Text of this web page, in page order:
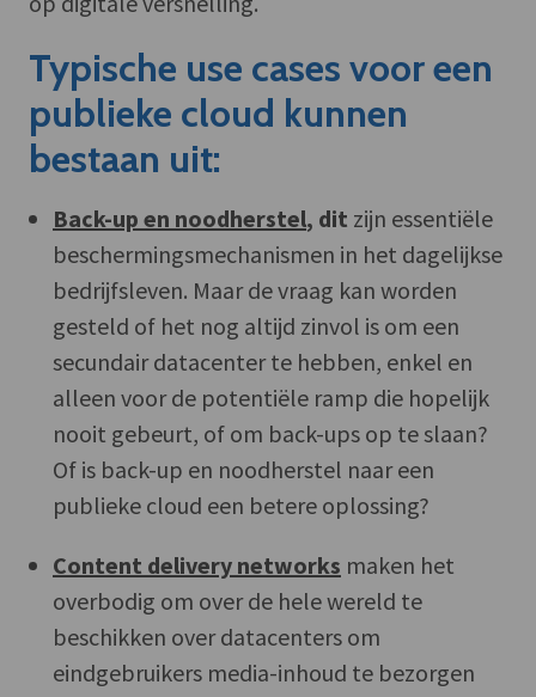
Typische use cases voor een
publieke cloud kunnen
bestaan uit:
Back-up en noodherstel, dit zijn essentiële
beschermingsmechanismen in het dagelijkse
bedrijfsleven. Maar de vraag kan worden
gesteld of het nog altijd zinvol is om een
secundair datacenter te hebben, enkel en
alleen voor de potentiële ramp die hopelijk
nooit gebeurt, of om back-ups op te slaan?
Of is back-up en noodherstel naar een
publieke cloud een betere oplossing?
Content delivery networks maken het
overbodig om over de hele wereld te
beschikken over datacenters om
eindgebruikers media-inhoud te bezorgen